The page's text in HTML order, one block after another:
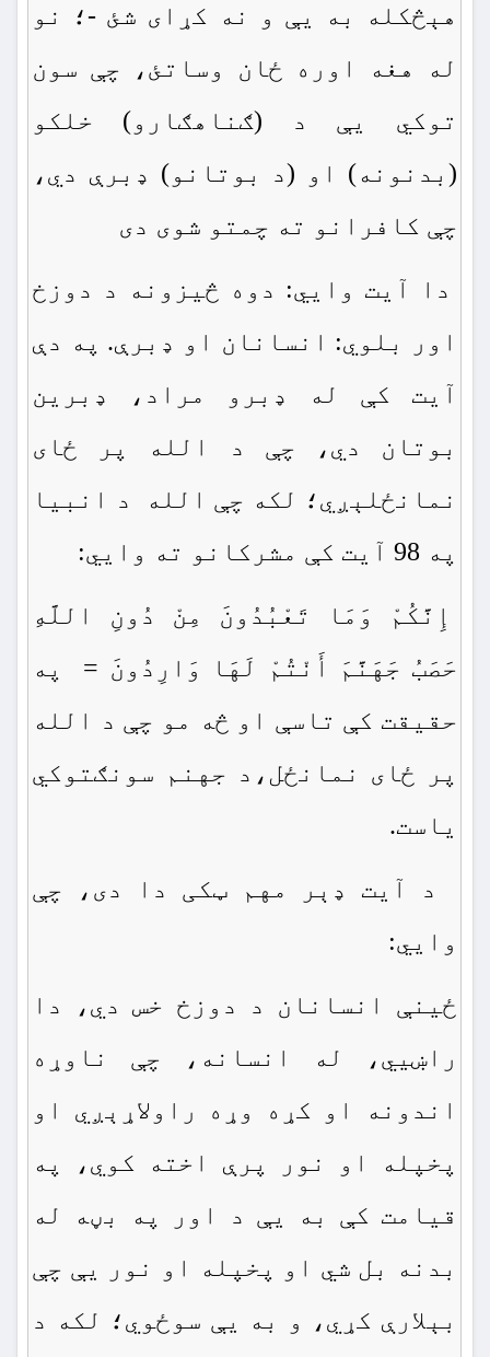
هېڅكله به يې و نه كړاى شئ -؛ نو
له هغه اوره ځان وساتئ، چې سون
توکي يې د (ګناهګارو) خلكو
(بدنونه) او (د بوتانو) ډبرې دي،
چې كافرانو ته چمتو شوى دى
دا آيت وايي: دوه څيزونه د دوزخ
اور بلوي: انسانان او ډبرې. په دې
آيت كې له ډبرو مراد، ډبرين
بوتان دي، چې د الله پر ځاى
نمانځلېږي؛ لكه چې الله د انبيا
په 98 آيت كې مشركانو ته وايي:
إِنَّكُمْ وَمَا تَعْبُدُونَ مِنْ دُونِ اللَّهِ
حَصَبُ جَهَنَّمَ أَنْتُمْ لَهَا وَارِدُونَ = په
حقيقت كې تاسې او څه مو چې د الله
پر ځاى نمانځل،د جهنم سونګتوکي
ياست.
د آيت ډېر مهم ټكی دا دی، چې
وايي:
ځينې انسانان د دوزخ خس دي، دا
راښيي، له انسانه، چې ناوړه
اندونه او كړه وړه راولاړېږي او
پخپله او نور پرې اخته كوي، په
قيامت كې به يې د اور په بڼه له
بدنه بل شي او پخپله او نور يې چې
بېلارې كړي، و به يې سوځوي؛ لكه د